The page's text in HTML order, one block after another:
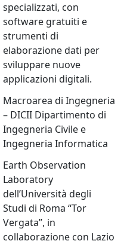
specializzati, con
software gratuiti e
strumenti di
elaborazione dati per
sviluppare nuove
applicazioni digitali.
Macroarea di Ingegneria
– DICII Dipartimento di
Ingegneria Civile e
Ingegneria Informatica
Earth Observation
Laboratory
dell’Università degli
Studi di Roma “Tor
Vergata”, in
collaborazione con Lazio